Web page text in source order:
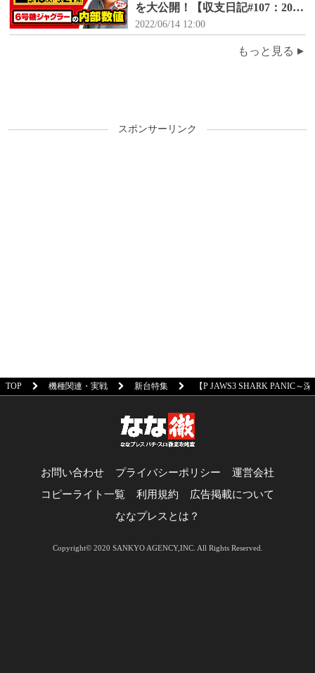
を大公開！【収支日記#107：2022
年3月15日(火)～3月21日(月)】
2022/06/14 12:00
もっと見る
スポンサーリンク
TOP 機種関連・実戦 新台特集 【P JAWS3 SHARK PANIC～
お問い合わせ プライバシーポリシー
運営会社
コピーライト一覧
利用規約
広告掲載について
ななプレスとは？
Copyright© 2020 SANKYO AGENCY,INC. All Rights Reserved.